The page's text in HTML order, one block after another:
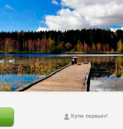
Купи первым!